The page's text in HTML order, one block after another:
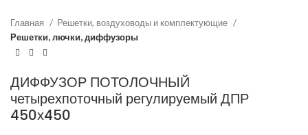
Главная
Решетки, воздуховоды и комплектующие
Решетки, лючки, диффузоры
ДИФФУЗОР ПОТОЛОЧНЫЙ
четырехпоточный регулируемый ДПР
450х450